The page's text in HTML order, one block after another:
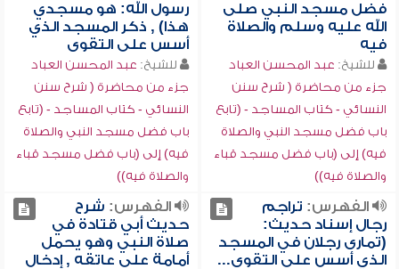
فضل مسجد النبي صلى
الله عليه وسلم والصلاة
فيه
للشيخ: عبد المحسن العباد
جزء من محاضرة ( شرح سنن
النسائي - كتاب المساجد - (تابع
باب فضل مسجد النبي والصلاة
فيه) إلى (باب فضل مسجد قباء
والصلاة فيه))
رسول الله: هو مسجدي
هذا) , ذكر المسجد الذي
أسس على التقوى
للشيخ: عبد المحسن العباد
جزء من محاضرة ( شرح سنن
النسائي - كتاب المساجد - (تابع
باب فضل مسجد النبي والصلاة
فيه) إلى (باب فضل مسجد قباء
والصلاة فيه))
الفهرس: تراجم
رجال إسناد حديث:
(تمارى رجلان في المسجد
الذي أسس على التقوى...
الفهرس: شرح
حديث أبي قتادة في
صلاة النبي وهو يحمل
أمامة على عاتقه , إدخال